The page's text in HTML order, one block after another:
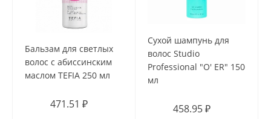
Бальзам для светлых
волос c абиссинским
маслом TEFIA 250 мл
471.51 ₽
Сухой шампунь для
волос Studio
Professional "O' ER" 150
мл
458.95 ₽